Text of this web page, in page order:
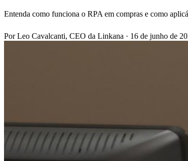
Entenda como funciona o RPA em compras e como
Por Leo Cavalcanti, CEO da Linkana · 16 de junho de